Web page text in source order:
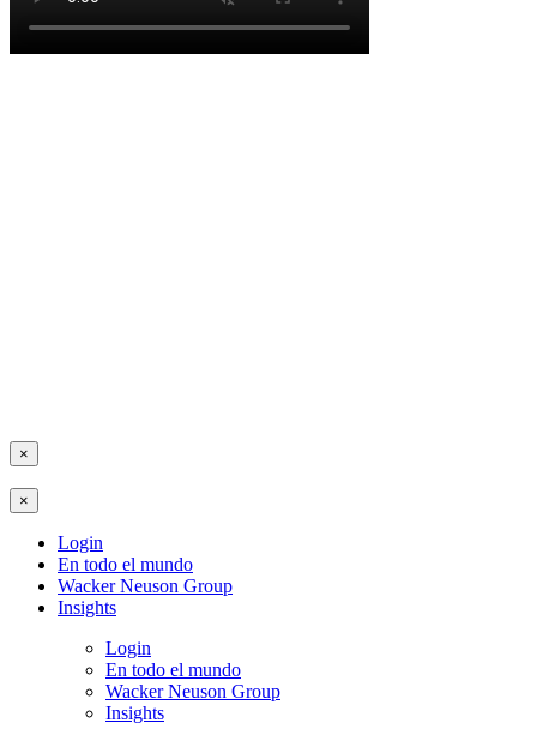
×
×
Login
En todo el mundo
Wacker Neuson Group
Insights
Login
En todo el mundo
Wacker Neuson Group
Insights